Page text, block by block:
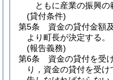
ともに産業の振興の
(貸付条件)
第5条
資金の貸付金額
より町長が決定する。
(報告義務)
第6条
資金の貸付を受
り，資金の貸付を受